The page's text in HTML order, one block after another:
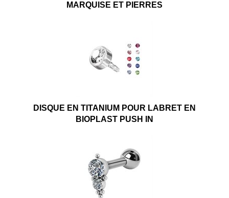
MARQUISE ET PIERRES
DISQUE EN TITANIUM POUR LABRET EN
BIOPLAST PUSH IN